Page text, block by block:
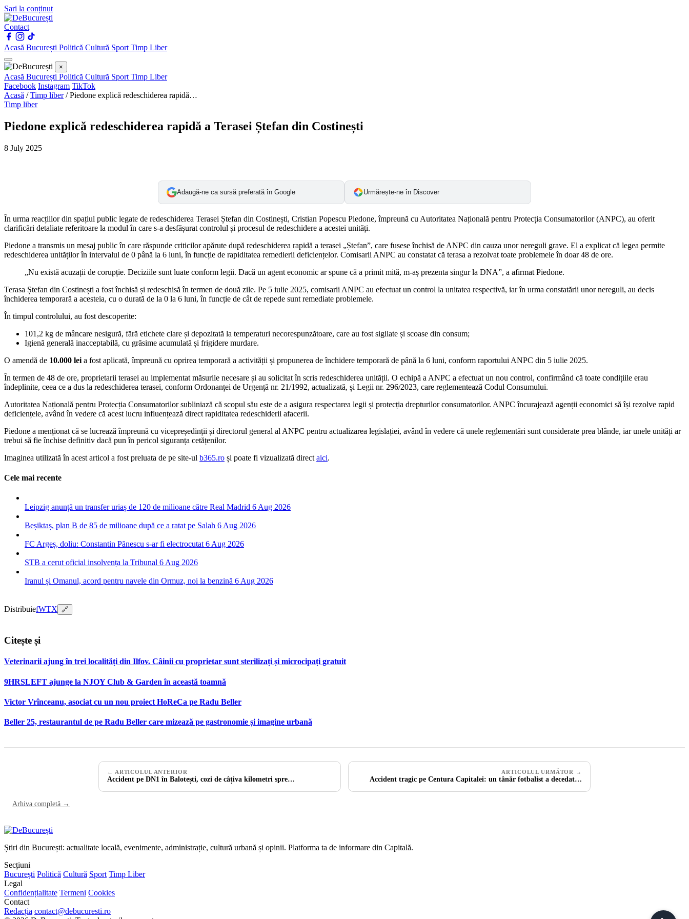
Sari la conținut
Contact
Acasă București Politică Cultură Sport Timp Liber
×
Acasă București Politică Cultură Sport Timp Liber
Facebook Instagram TikTok
Acasă /Timp liber /Piedone explică redeschiderea rapidă…
Timp liber
Piedone explică redeschiderea rapidă a Terasei Ștefan din Costinești
8 July 2025
Adaugă-ne ca sursă preferată în Google Urmărește-ne în Discover
În urma reacțiilor din spațiul public legate de redeschiderea Terasei Ștefan din Costinești, Cristian Popescu Piedone, împreună cu Autoritatea Națională pentru Protecția Consumatorilor (ANPC), au oferit
clarificări detaliate referitoare la modul în care s-a desfășurat controlul și procesul de redeschidere a acestei unități.
Piedone a transmis un mesaj public în care răspunde criticilor apărute după redeschiderea rapidă a terasei „Ștefan”, care fusese închisă de ANPC din cauza unor nereguli grave. El a explicat că legea permite
redeschiderea unităților în intervalul de 0 până la 6 luni, în funcție de rapiditatea remedierii deficiențelor. Comisarii ANPC au constatat că terasa a rezolvat toate problemele în doar 48 de ore.
„Nu există acuzații de corupție. Deciziile sunt luate conform legii. Dacă un agent economic ar spune că a primit mită, m-aș prezenta singur la DNA”, a afirmat Piedone.
Terasa Ștefan din Costinești a fost închisă și redeschisă în termen de două zile. Pe 5 iulie 2025, comisarii ANPC au efectuat un control la unitatea respectivă, iar în urma constatării unor nereguli, au decis
închiderea temporară a acesteia, cu o durată de la 0 la 6 luni, în funcție de cât de repede sunt remediate problemele.
În timpul controlului, au fost descoperite:
101,2 kg de mâncare nesigură, fără etichete clare și depozitată la temperaturi necorespunzătoare, care au fost sigilate și scoase din consum;
Igienă generală inacceptabilă, cu grăsime acumulată și frigidere murdare.
O amendă de 10.000 lei a fost aplicată, împreună cu oprirea temporară a activității și propunerea de închidere temporară de până la 6 luni, conform raportului ANPC din 5 iulie 2025.
În termen de 48 de ore, proprietarii terasei au implementat măsurile necesare și au solicitat în scris redeschiderea unității. O echipă a ANPC a efectuat un nou control, confirmând că toate condițiile erau
îndeplinite, ceea ce a dus la redeschiderea terasei, conform Ordonanței de Urgență nr. 21/1992, actualizată, și Legii nr. 296/2023, care reglementează Codul Consumului.
Autoritatea Națională pentru Protecția Consumatorilor subliniază că scopul său este de a asigura respectarea legii și protecția drepturilor consumatorilor. ANPC încurajează agenții economici să își rezolve rapid
deficiențele, având în vedere că acest lucru influențează direct rapiditatea redeschiderii afacerii.
Piedone a menționat că se lucrează împreună cu vicepreședinții și directorul general al ANPC pentru actualizarea legislației, având în vedere că unele reglementări sunt considerate prea blânde, iar unele unități ar
trebui să fie închise definitiv dacă pun în pericol siguranța cetățenilor.
Imaginea utilizată în acest articol a fost preluata de pe site-ul b365.ro și poate fi vizualizată direct aici.
Cele mai recente
Leipzig anunță un transfer uriaș de 120 de milioane către Real Madrid 6 Aug 2026
Beșiktaș, plan B de 85 de milioane după ce a ratat pe Salah 6 Aug 2026
FC Argeș, doliu: Constantin Pănescu s-ar fi electrocutat 6 Aug 2026
STB a cerut oficial insolvența la Tribunal 6 Aug 2026
Iranul și Omanul, acord pentru navele din Ormuz, noi la benzină 6 Aug 2026
DistribuiefWTX 🔗
Citește și
Veterinarii ajung în trei localități din Ilfov. Câinii cu proprietar sunt sterilizați și microcipați gratuit
9HRSLEFT ajunge la NJOY Club & Garden în această toamnă
Victor Vrînceanu, asociat cu un nou proiect HoReCa pe Radu Beller
Beller 25, restaurantul de pe Radu Beller care mizează pe gastronomie și imagine urbană
← ARTICOLUL ANTERIOR
Accident pe DN1 în Balotești, cozi de câțiva kilometri spre…
ARTICOLUL URMĂTOR →
Accident tragic pe Centura Capitalei: un tânăr fotbalist a decedat…
Arhiva completă →
Știri din București: actualitate locală, evenimente, administrație, cultură urbană și opinii. Platforma ta de informare din Capitală.
Secțiuni
București Politică Cultură Sport Timp Liber
Legal
Confidențialitate Termeni Cookies
Contact
Redacția contact@debucuresti.ro